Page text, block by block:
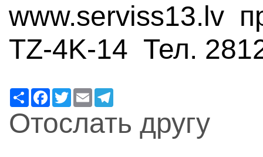
www.serviss13.lv
TZ-4K-14 Тел.
Ресурс
Facebook
Twitter
Email
Отослать другу